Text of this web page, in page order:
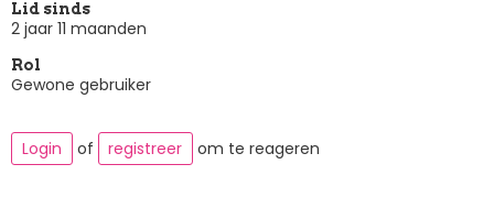
Lid sinds
2 jaar 11 maanden
Rol
Gewone gebruiker
Login of registreer om te reageren